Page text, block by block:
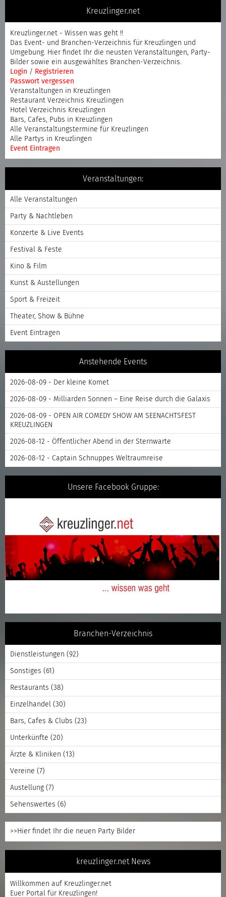
Kreuzlinger.net
Kreuzlinger.net - Wissen was geht !!
Das Event- und Branchen-Verzeichnis für Kreuzlingen und
Umgebung. Hier findet Ihr die neusten Veranstaltungen, Party-
Bilder sowie ein ausgewähltes Branchen-Verzeichnis.
Login / Registrieren
Passwort vergessen
Veranstaltungen in Kreuzlingen
Restaurant Verzeichnis Kreuzlingen
Hotel Verzeichnis Kreuzlingen
Bars, Cafes, Pubs in Kreuzlingen
Alle Veranstaltungstermine für Kreuzlingen
Alle Partys in Kreuzlingen
Event Eintragen
Veranstaltungen:
Alle Veranstaltungen
Party & Nachtleben
Konzerte & Live Events
Festival & Feste
Kino & Film
Kunst & Austellungen
Sport & Freizeit
Theater, Show & Bühne
Event Eintragen
Anstehende Events
2026-08-09 - Der kleine Komet
2026-08-09 - Milliarden Sonnen – Eine Reise durch die Galaxis
2026-08-09 - OPEN AIR COMEDY SHOW AM SEENACHTSFEST
KREUZLINGEN
2026-08-12 - Öffentlicher Abend in der Sternwarte
2026-08-12 - Captain Schnuppes Weltraumreise
Unsere Facebook Gruppe:
Branchen-Verzeichnis
Dienstleistungen (92)
Sonstiges (61)
Restaurants (38)
Einzelhandel (30)
Bars, Cafes & Clubs (23)
Unterkünfte (20)
Ärzte & Kliniken (13)
Vereine (7)
Austellung (7)
Sehenswertes (6)
>>Hier findet Ihr die neuen Party Bilder
kreuzlinger.net News
Willkommen auf Kreuzlinger.net
Euer Portal für Kreuzlingen!